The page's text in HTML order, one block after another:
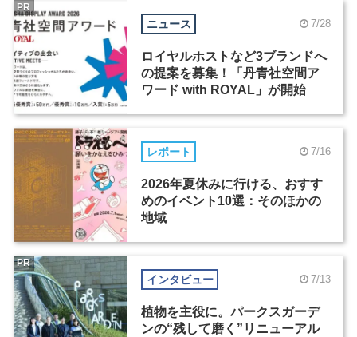
ニュース 7/28
ロイヤルホストなど3ブランドへ
の提案を募集！「丹青社空間ア
ワード with ROYAL」が開始
PR
レポート 7/16
2026年夏休みに行ける、おすす
めのイベント10選：そのほかの
地域
インタビュー 7/13
植物を主役に。パークスガーデ
ンの“残して磨く”リニューアル
PR